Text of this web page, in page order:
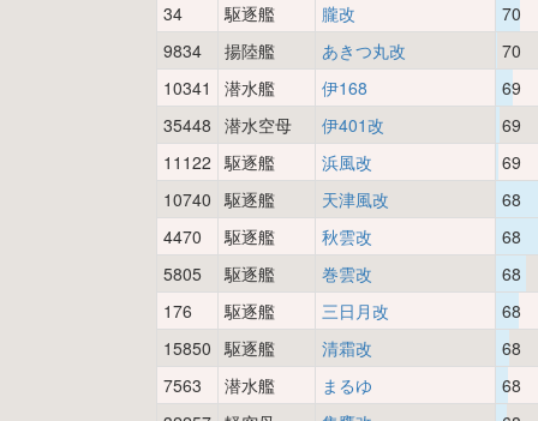
34
駆逐艦 朧改
70
9834
揚陸艦 あきつ丸改
70
10341
潜水艦 伊168
69
35448 潜水空母 伊401改
69
11122 駆逐艦 浜風改
69
10740 駆逐艦 天津風改
68
4470
駆逐艦 秋雲改
68
5805
駆逐艦 巻雲改
68
176
駆逐艦 三日月改
68
15850 駆逐艦 清霜改
68
7563
潜水艦 まるゆ
68